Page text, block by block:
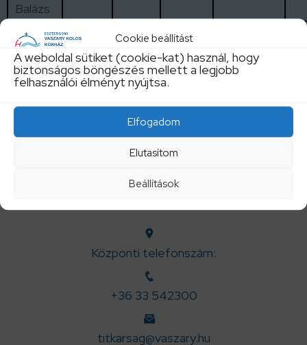
Cookie beállítást
A weboldal sütiket (cookie-kat) használ, hogy
biztonságos böngészés mellett a legjobb
felhasználói élményt nyújtsa.
Elfogadom
Elutasítom
Beállítások
Balázs
A szakrendelések aktuális változásait IDE
kattintva tekintheti meg!
Központi telefonszám:
+36 33 542300
titkarsag@vaszary.hu